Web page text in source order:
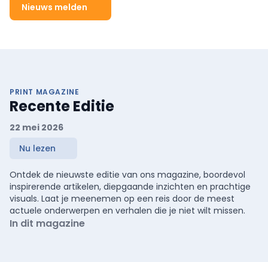
Nieuws melden
PRINT MAGAZINE
Recente Editie
22 mei 2026
Nu lezen
Ontdek de nieuwste editie van ons magazine, boordevol
inspirerende artikelen, diepgaande inzichten en prachtige
visuals. Laat je meenemen op een reis door de meest
actuele onderwerpen en verhalen die je niet wilt missen.
In dit magazine